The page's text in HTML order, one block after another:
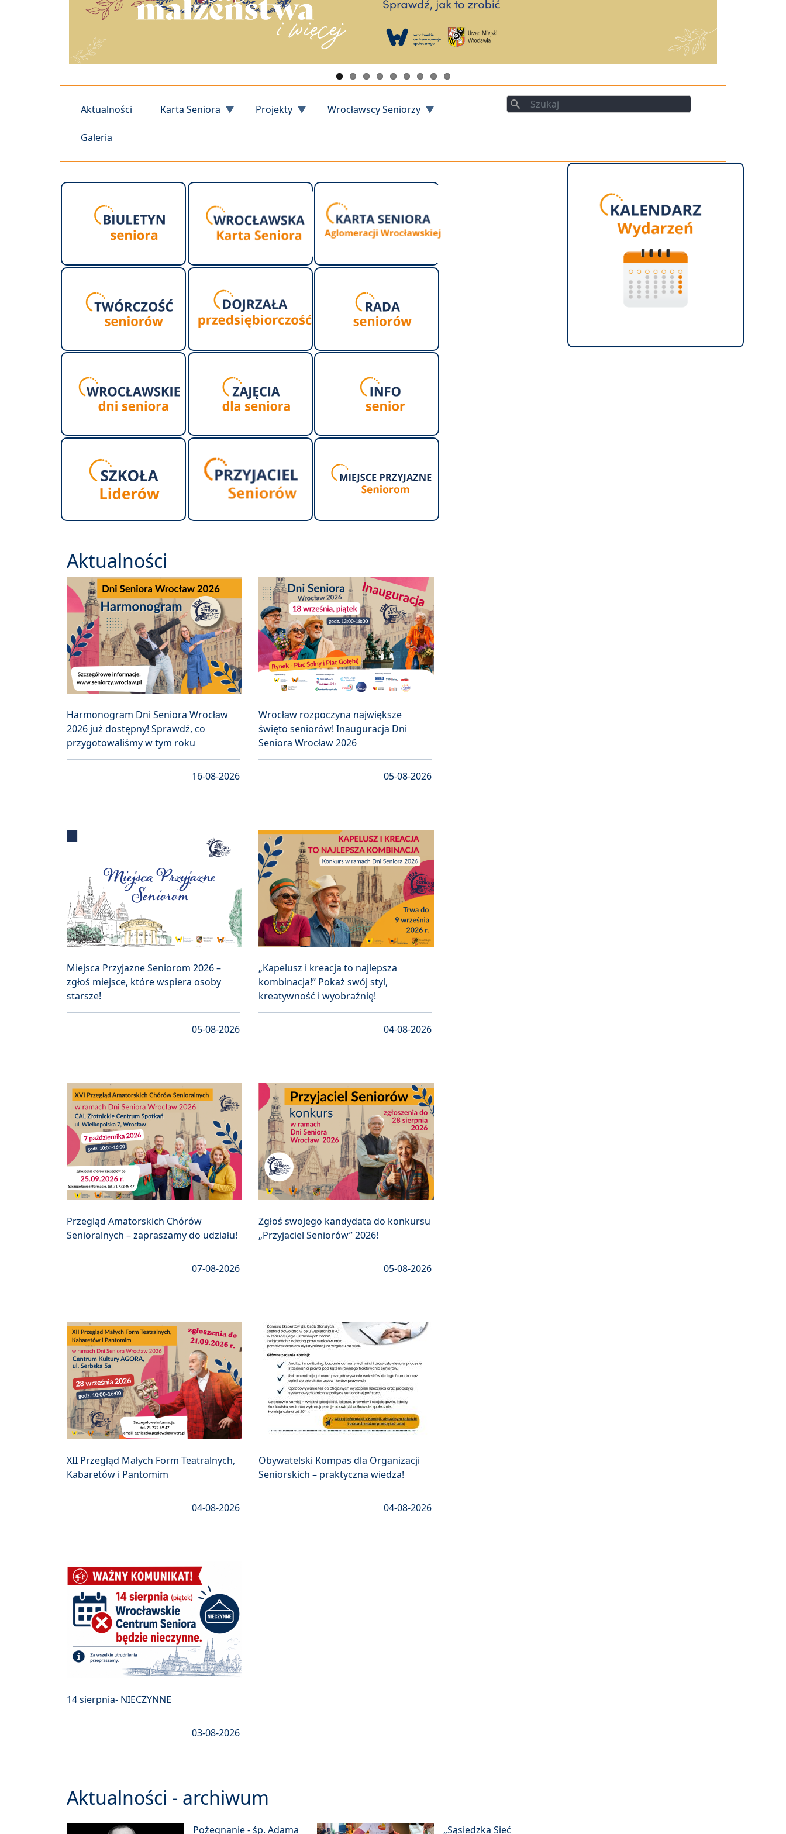
Aktualności Karta Seniora Projekty Wrocławscy Seniorzy
Galeria
Szukaj
Szukaj
Aktualności
Harmonogram Dni Seniora Wrocław
2026 już dostępny! Sprawdź, co
przygotowaliśmy w tym roku
16-08-2026
Wrocław rozpoczyna największe
święto seniorów! Inauguracja Dni
Seniora Wrocław 2026
05-08-2026
Miejsca Przyjazne Seniorom 2026 –
zgłoś miejsce, które wspiera osoby
starsze!
05-08-2026
„Kapelusz i kreacja to najlepsza
kombinacja!” Pokaż swój styl,
kreatywność i wyobraźnię!
04-08-2026
Przegląd Amatorskich Chórów
Senioralnych – zapraszamy do udziału!
07-08-2026
Zgłoś swojego kandydata do konkursu
„Przyjaciel Seniorów” 2026!
05-08-2026
XII Przegląd Małych Form Teatralnych,
Kabaretów i Pantomim
04-08-2026
Obywatelski Kompas dla Organizacji
Seniorskich – praktyczna wiedza!
04-08-2026
14 sierpnia- NIECZYNNE
03-08-2026
Aktualności - archiwum
Pożegnanie - śp. Adama „Sąsiedzka Sieć